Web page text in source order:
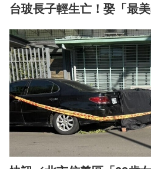
台玻長子輕生亡！娶「最